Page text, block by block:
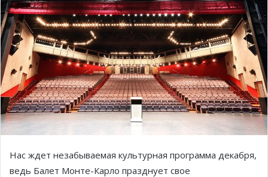
Нас ждет незабываемая культурная программа декабря,
ведь Балет Монте-Карло празднует свое